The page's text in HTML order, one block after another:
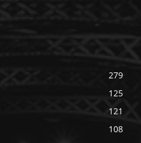
279
125
121
108